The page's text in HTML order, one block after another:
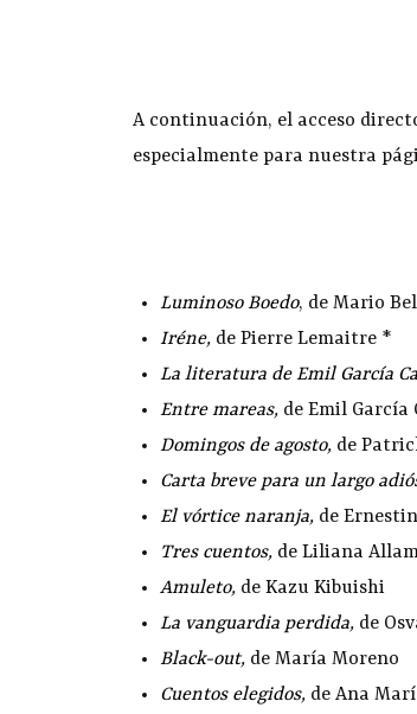
A continuación, el acceso
especialmente para nuestra
Luminoso Boedo, de Mario
Iréne, de Pierre Lemaitre *
La literatura de Emil García
Entre mareas, de Emil García
Domingos de agosto, de
Carta breve para un largo
El vórtice naranja, de
Tres cuentos, de Liliana
Amuleto, de Kazu Kibuishi
La vanguardia perdida, de
Black-out,de María Moreno
Cuentos elegidos, de Ana